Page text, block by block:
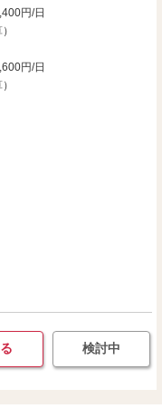
円/日
）
円/日
検討中